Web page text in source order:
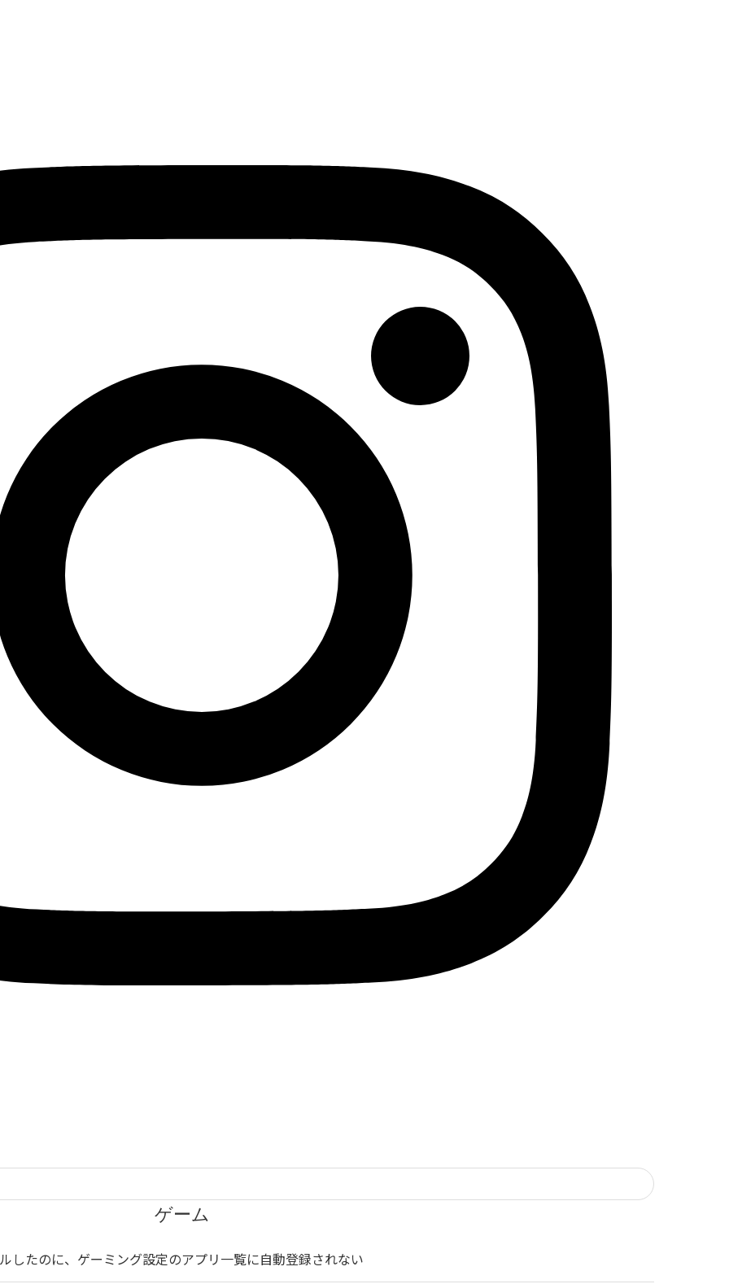
ゲーム
したのに、ゲーミング設定のアプリ一覧に自動登録されない